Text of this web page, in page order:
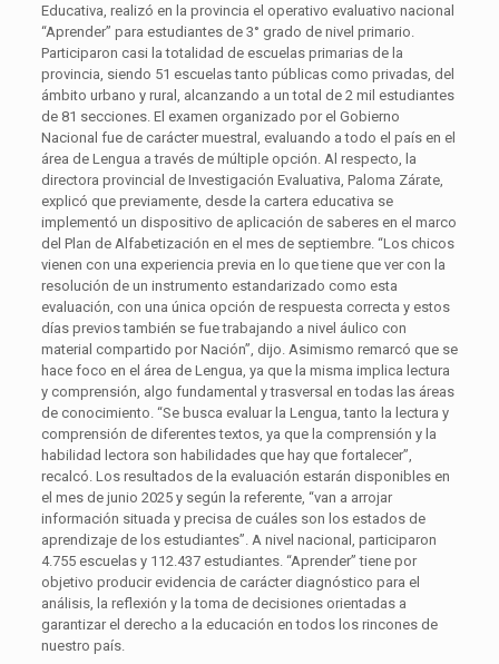
Educativa, realizó en la provincia el operativo evaluativo nacional
“Aprender” para estudiantes de 3° grado de nivel primario.
Participaron casi la totalidad de escuelas primarias de la
provincia, siendo 51 escuelas tanto públicas como privadas, del
ámbito urbano y rural, alcanzando a un total de 2 mil estudiantes
de 81 secciones. El examen organizado por el Gobierno
Nacional fue de carácter muestral, evaluando a todo el país en el
área de Lengua a través de múltiple opción. Al respecto, la
directora provincial de Investigación Evaluativa, Paloma Zárate,
explicó que previamente, desde la cartera educativa se
implementó un dispositivo de aplicación de saberes en el marco
del Plan de Alfabetización en el mes de septiembre. “Los chicos
vienen con una experiencia previa en lo que tiene que ver con la
resolución de un instrumento estandarizado como esta
evaluación, con una única opción de respuesta correcta y estos
días previos también se fue trabajando a nivel áulico con
material compartido por Nación”, dijo. Asimismo remarcó que se
hace foco en el área de Lengua, ya que la misma implica lectura
y comprensión, algo fundamental y trasversal en todas las áreas
de conocimiento. “Se busca evaluar la Lengua, tanto la lectura y
comprensión de diferentes textos, ya que la comprensión y la
habilidad lectora son habilidades que hay que fortalecer”,
recalcó. Los resultados de la evaluación estarán disponibles en
el mes de junio 2025 y según la referente, “van a arrojar
información situada y precisa de cuáles son los estados de
aprendizaje de los estudiantes”. A nivel nacional, participaron
4.755 escuelas y 112.437 estudiantes. “Aprender” tiene por
objetivo producir evidencia de carácter diagnóstico para el
análisis, la reflexión y la toma de decisiones orientadas a
garantizar el derecho a la educación en todos los rincones de
nuestro país.